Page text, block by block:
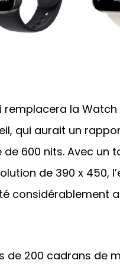
la Watch
qui aurait un
600 nits. Avec un
de 390 x 450,
considérablement
de 200 cadrans de